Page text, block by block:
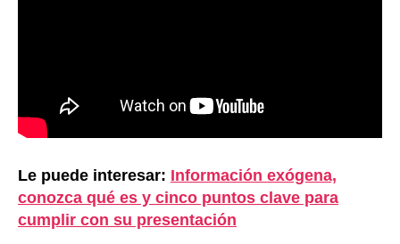
Le puede interesar: Información exógena,
conozca qué es y cinco puntos clave para
cumplir con su presentación